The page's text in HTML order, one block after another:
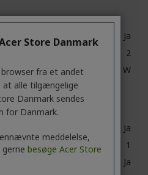
Ja
2
2 W
Ja
1
Ja
Store Danmark
fra et andet
at alle tilgængelige
Danmark sendes
for Danmark.
meddelelse,
besøge Acer Store